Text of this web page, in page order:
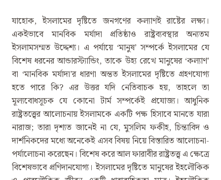
যাহোক, ইসলামের দৃষ্টিতে জনগণের কল্যাণই রাষ্টের লক্ষ্য।
একইভাবে মানবিক মর্যাদা প্রতিষ্ঠাও রাষ্ট্রব্যবস্থার অন্যতম
ইসলামসম্মত উদ্দেশ্য। এ পর্যায়ে ‘মানুষ’ সম্পর্কে ইসলামের যে
বিশেষ ধরনের আন্ডারস্ট্যান্ডিং, তাকে উহ্য রেখে মানুষের ‘কল্যাণ’
বা ‘মানবিক মর্যাদা’র ধারণা অন্তত ইসলামের দৃষ্টিতে গ্রহণযোগ্য
হতে পারে কি? এর উত্তর যদি নেতিবাচক হয়, তাহলে তা
মূল্যবোধসূচক যে কোনো টার্ম সম্পর্কেই প্রযোজ্য। আধুনিক
রাষ্ট্রতত্ত্বের আলোচনায় ইসলামকে একটি পক্ষ হিসাবে মানতে যারা
নারাজ; তারা দৃশ্যত জানেই না যে, মুসলিম ফকীহ, চিন্তাবিদ ও
দার্শনিকদের মধ্যে অনেকেই এসব বিষয় নিয়ে বিস্তারিত আলোচনা-
পর্যালোচনা করেছেন। বিশেষ করে আল ফারাবীর রাষ্ট্রতত্ত্ব এ ক্ষেত্রে
বিশেষভাবে প্রণিদানযোগ্য। ইসলামের দৃষ্টিতে মানুষের ইহলৌকিক